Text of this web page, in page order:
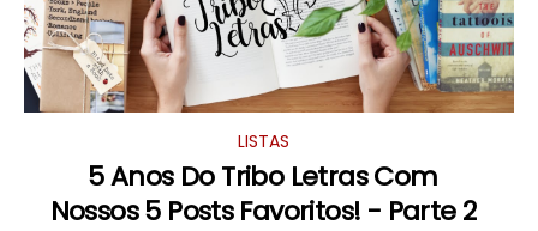
LISTAS
5 Anos Do Tribo Letras Com
Nossos 5 Posts Favoritos! - Parte 2